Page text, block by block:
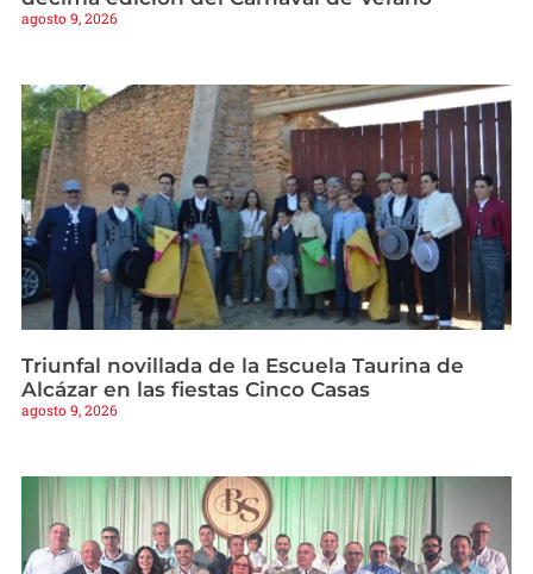
agosto 9, 2026
Triunfal novillada de la Escuela Taurina de
Alcázar en las fiestas Cinco Casas
agosto 9, 2026